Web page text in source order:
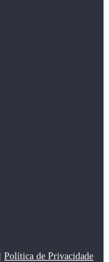
Política de Privacidade